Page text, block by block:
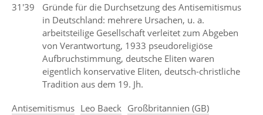
31'39
Gründe für die Durchsetzung des Antisemitismus
in Deutschland: mehrere Ursachen, u. a.
arbeitsteilige Gesellschaft verleitet zum Abgeben
von Verantwortung, 1933 pseudoreligiöse
Aufbruchstimmung, deutsche Eliten waren
eigentlich konservative Eliten, deutsch-christliche
Tradition aus dem 19. Jh.
Antisemitismus Leo Baeck Großbritannien (GB)